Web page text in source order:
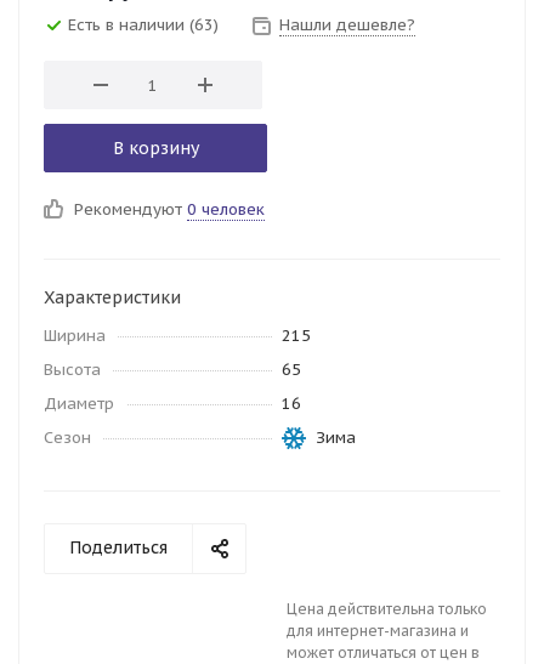
Есть в наличии (63) Нашли дешевле?
В корзину
Рекомендуют 0 человек
Характеристики
Ширина
215
Высота
65
Диаметр
16
Сезон
Зима
Поделиться
Цена действительна только
для интернет-магазина и
может отличаться от цен в